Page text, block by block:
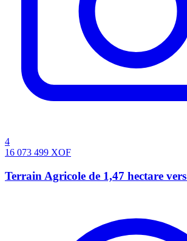
4
16 073 499 XOF
Terrain Agricole de 1,47 hectare